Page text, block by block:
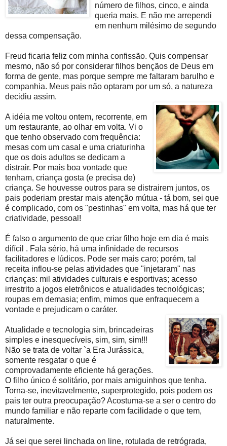
número de filhos, cinco, e ainda
queria mais. E não me arrependi
em nenhum milésimo de segundo
dessa compensação.
Freud ficaria feliz com minha confissão. Quis compensar
mesmo, não só por considerar filhos bençãos de Deus em
forma de gente, mas porque sempre me faltaram barulho e
companhia. Meus pais não optaram por um só, a natureza
decidiu assim.
A idéia me voltou ontem, recorrente, em
um restaurante, ao olhar em volta. Vi o
que tenho observado com frequência:
mesas com um casal e uma criaturinha
que os dois adultos se dedicam a
distrair. Por mais boa vontade que
tenham, criança gosta (e precisa de)
criança. Se houvesse outros para se distrairem juntos, os
pais poderiam prestar mais atenção mútua - tá bom, sei que
é complicado, com os "pestinhas" em volta, mas há que ter
criatividade, pessoal!
É falso o argumento de que criar filho hoje em dia é mais
difícil . Fala sério, há uma infinidade de recursos
facilitadores e lúdicos. Pode ser mais caro; porém, tal
receita inflou-se pelas atividades que "injetaram" nas
crianças: mil atividades culturais e esportivas; acesso
irrestrito a jogos eletrônicos e atualidades tecnológicas;
roupas em demasia; enfim, mimos que enfraquecem a
vontade e prejudicam o caráter.
Atualidade e tecnologia sim, brincadeiras
simples e inesquecíveis, sim, sim, sim!!!
Não se trata de voltar `a Era Jurássica,
somente resgatar o que é
comprovadamente eficiente há gerações.
O filho único é solitário, por mais amiguinhos que tenha.
Torna-se, inevitavelmente, superprotegido, pois podem os
pais ter outra preocupação? Acostuma-se a ser o centro do
mundo familiar e não reparte com facilidade o que tem,
naturalmente.
Já sei que serei linchada on line, rotulada de retrógrada,